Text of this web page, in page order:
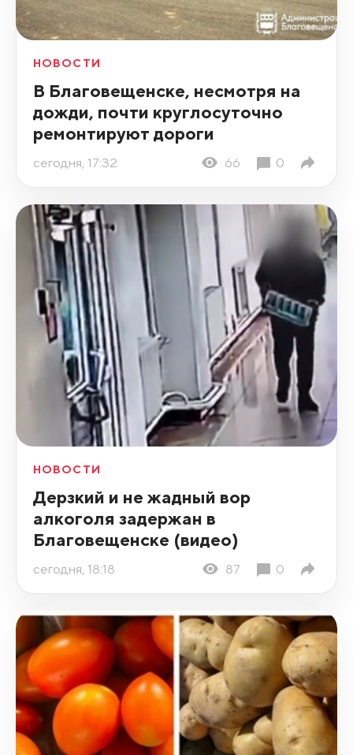
НОВОСТИ
В Благовещенске, несмотря на
дожди, почти круглосуточно
ремонтируют дороги
сегодня, 17:32 66 0
НОВОСТИ
Дерзкий и не жадный вор
алкоголя задержан в
Благовещенске (видео)
сегодня, 18:18 87 0